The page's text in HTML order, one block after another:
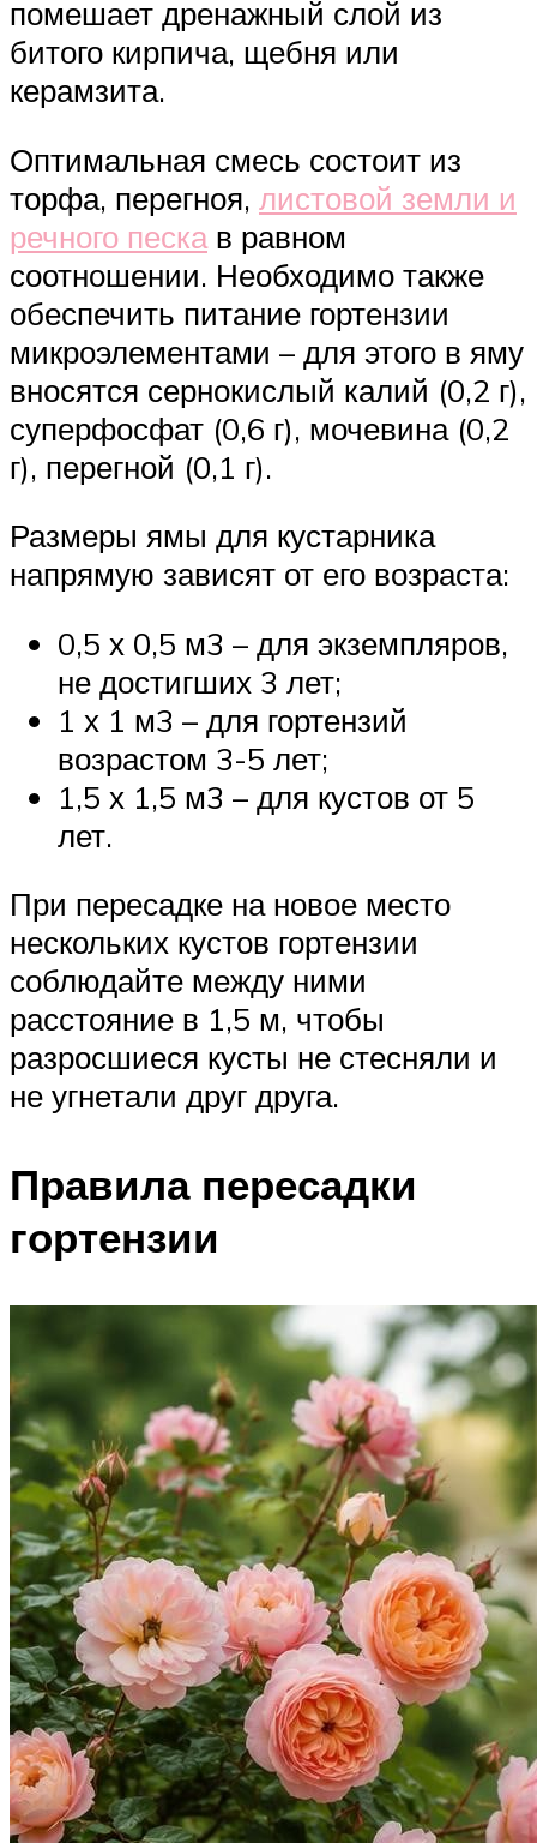
помешает дренажный слой из
битого кирпича, щебня или
керамзита.
Оптимальная смесь состоит из
торфа, перегноя, листовой земли и
речного пескав равном
соотношении. Необходимо также
обеспечить питание гортензии
микроэлементами – для этого в яму
вносятся сернокислый калий (0,2 г),
суперфосфат (0,6 г), мочевина (0,2
г), перегной (0,1 г).
Размеры ямы для кустарника
напрямую зависят от его возраста:
0,5 х 0,5 м3 – для экземпляров,
не достигших 3 лет;
1 х 1 м3 – для гортензий
возрастом 3-5 лет;
1,5 х 1,5 м3 – для кустов от 5
лет.
При пересадке на новое место
нескольких кустов гортензии
соблюдайте между ними
расстояние в 1,5 м, чтобы
разросшиеся кусты не стесняли и
не угнетали друг друга.
Правила пересадки
гортензии